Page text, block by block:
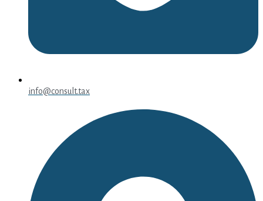
info@consult.tax